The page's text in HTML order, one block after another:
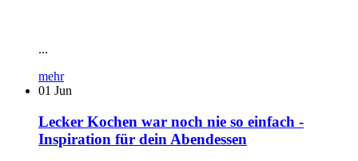
...
mehr
01 Jun
Lecker Kochen war noch nie so einfach -
Inspiration für dein Abendessen